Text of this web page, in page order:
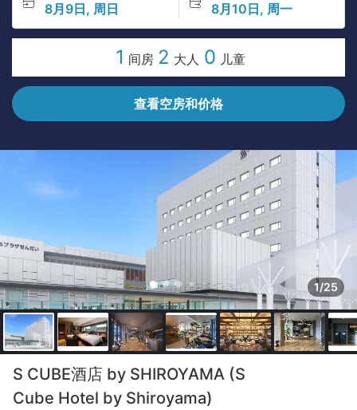
8月9日, 周日 8月10日, 周一
1 间房 2 大人 0 儿童
查看空房和价格
1/25
S CUBE酒店 by SHIROYAMA (S
Cube Hotel by Shiroyama)